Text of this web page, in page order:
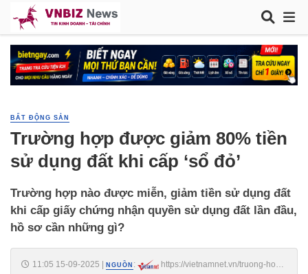
BẤT ĐỘNG SẢN
Trường hợp được giảm 80% tiền
sử dụng đất khi cấp ‘sổ đỏ’
Trường hợp nào được miễn, giảm tiền sử dụng đất
khi cấp giấy chứng nhận quyền sử dụng đất lần đầu,
hồ sơ cần những gì?
11:05 15-09-2025 NGUỒN :
https://vietnamnet.vn/truong-hop-